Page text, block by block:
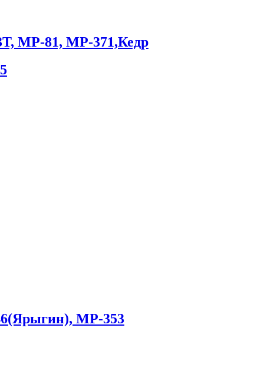
МР-81, МР-371,Кедр
МР-353